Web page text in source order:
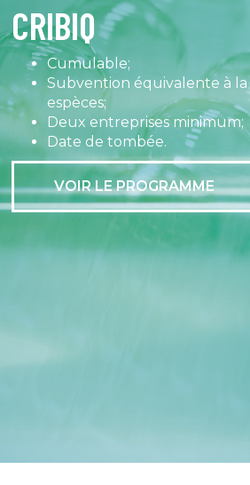
CRIBIQ
Cumulable;
Subvention équivalente à
espèces;
Deux entreprises minimum;
Date de tombée.
VOIR LE PROGRAMME